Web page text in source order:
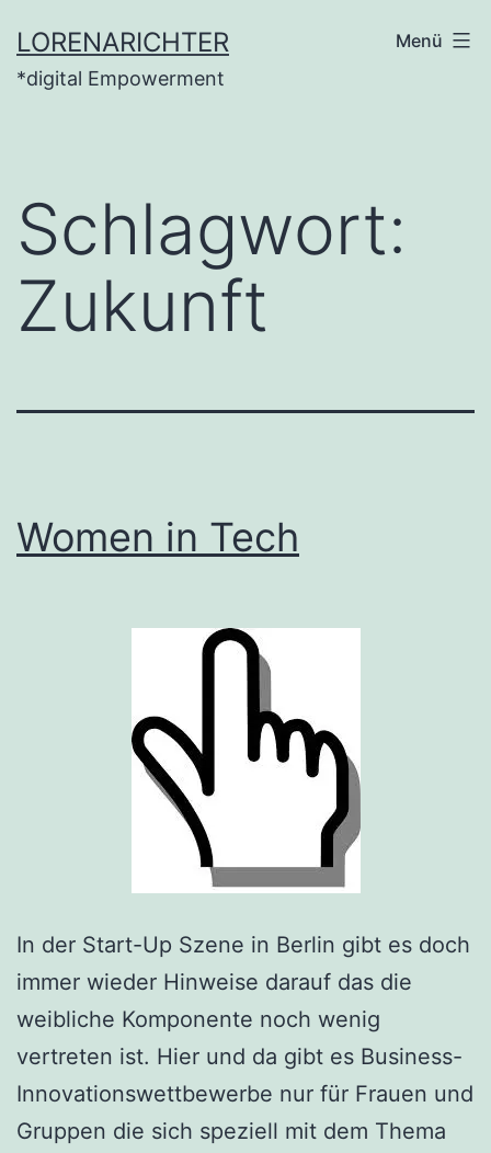
Inhalt
springen
LORENARICHTER
*digital Empowerment
Menü
Schlagwort:
Zukunft
Women in Tech
In der Start-Up Szene in Berlin gibt es doch
immer wieder Hinweise darauf das die
weibliche Komponente noch wenig
vertreten ist. Hier und da gibt es Business-
Innovationswettbewerbe nur für Frauen und
Gruppen die sich speziell mit dem Thema